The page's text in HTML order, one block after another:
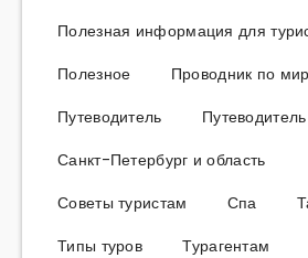
Полезная информация для
Полезное
Проводник по
Путеводитель
Санкт-Петербург и область
Советы туристам
Спа
Типы туров
Турагентам